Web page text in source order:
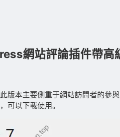
網站評論插件帶高
版本主要側重于網站訪問者的參
可以下載使用。